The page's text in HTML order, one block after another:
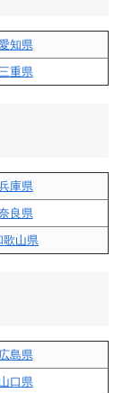
知県
三重県
庫県
良県
歌山県
広島県
山口県